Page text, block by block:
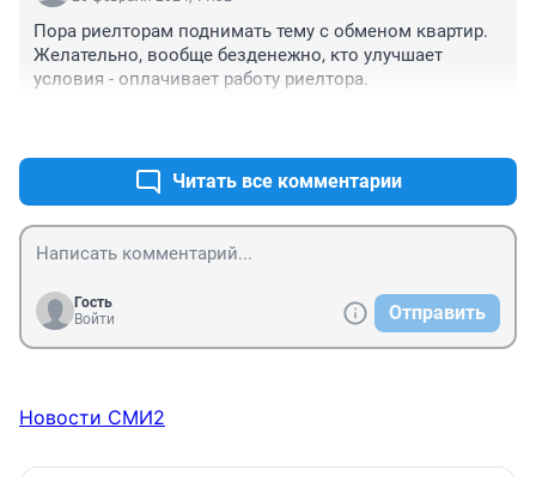
Пора риелторам поднимать тему с обменом квартир.
Желательно, вообще безденежно, кто улучшает
условия - оплачивает работу риелтора.
Читать все комментарии
Гость
Войти
Отправить
Новости СМИ2